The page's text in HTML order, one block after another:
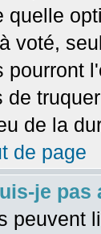
quelle
voté,
pourront
de
de la
de page
je pas
peuvent